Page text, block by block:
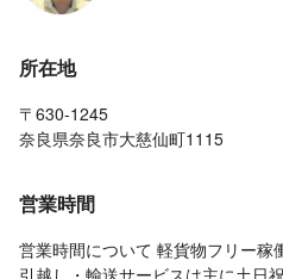
所在地
〒630-1245
奈良県奈良市大慈仙町1115
営業時間
営業時間について 軽貨物フリー稼